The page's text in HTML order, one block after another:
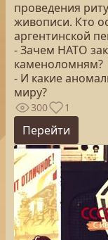
проведения
живописи. Кто
аргентинской
- Зачем НАТО
каменоломням?
- И какие
миру?
300 1
Перейти